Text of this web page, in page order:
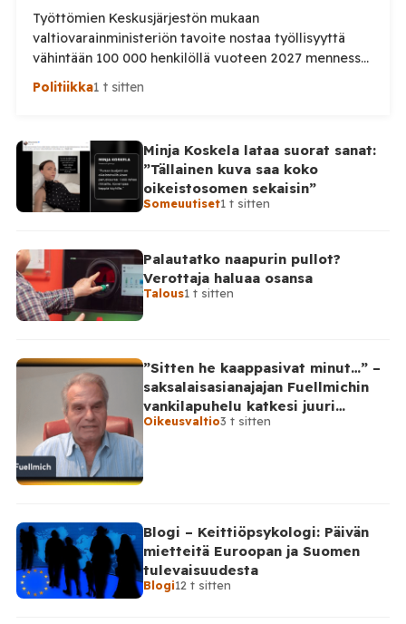
Työttömien Keskusjärjestön mukaan
valtiovarainministeriön tavoite nostaa työllisyyttä
vähintään 100 000 henkilöllä vuoteen 2027 mennessä
ei ole realistinen, jos työllisyyspalveluihin kohdistuvia
Työttömien Keskusjärjestö kritisoi voimakkaasti
valtiovarainministeriön vuoden 2027
budjettiehdotusta. Järjestön mukaan hallituksen
tavoite 100 000 työllisen lisäyksestä on ristiriidassa
Politiikka1 t sitten
Minja Koskela lataa suorat sanat:
”Tällainen kuva saa koko
oikeistosomen sekaisin”
Someuutiset1 t sitten
Palautatko naapurin pullot?
Verottaja haluaa osansa
Talous1 t sitten
”Sitten he kaappasivat minut…” –
saksalaisasianajajan Fuellmichin
vankilapuhelu katkesi juuri
kriittisellä hetkellä
Oikeusvaltio3 t sitten
Blogi – Keittiöpsykologi: Päivän
mietteitä Euroopan ja Suomen
tulevaisuudesta
Blogi12 t sitten